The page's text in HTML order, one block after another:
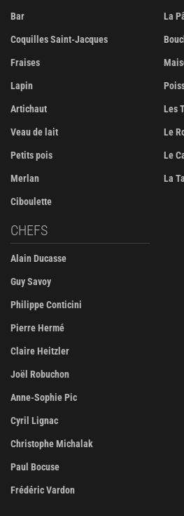
Bar
Coquilles Saint-Jacques
Fraises
Lapin
Artichaut
Veau de lait
Petits pois
Merlan
Ciboulette
La
Les
Le
Le
La
CHEFS
Alain Ducasse
Guy Savoy
Philippe Conticini
Pierre Hermé
Claire Heitzler
Joël Robuchon
Anne-Sophie Pic
Cyril Lignac
Christophe Michalak
Paul Bocuse
Frédéric Vardon